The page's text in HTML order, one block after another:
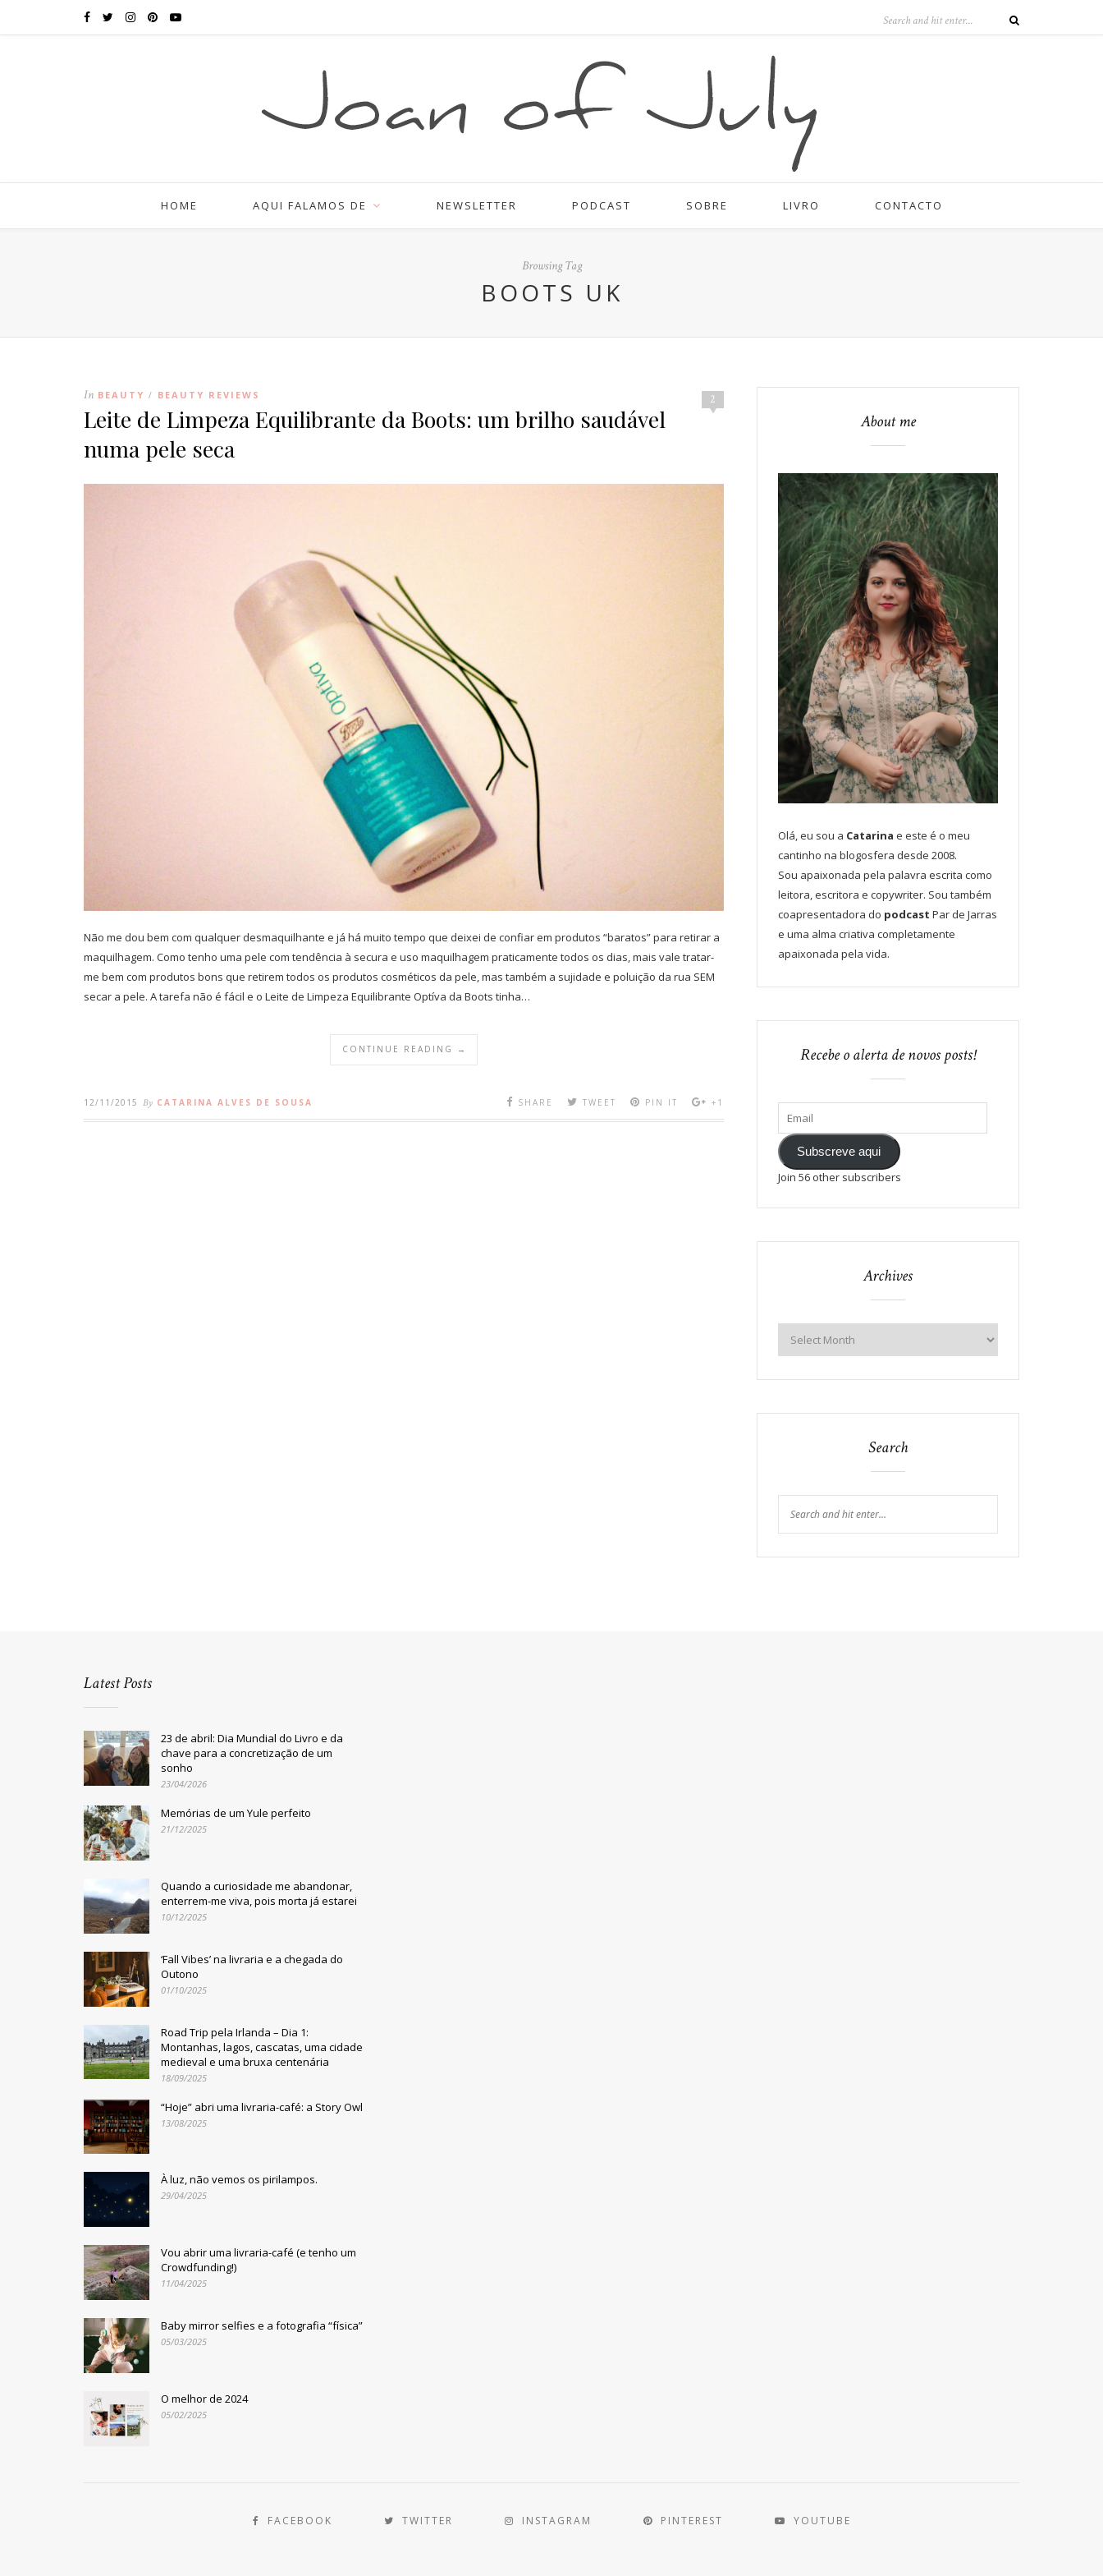
HOME AQUI FALAMOS DE NEWSLETTER PODCAST SOBRE LIVRO CONTACTO
Browsing Tag
BOOTS UK
2
In BEAUTY / BEAUTY REVIEWS
Leite de Limpeza Equilibrante da Boots: um brilho saudável
numa pele seca
Não me dou bem com qualquer desmaquilhante e já há muito tempo que deixei de confiar em produtos “baratos” para retirar a
maquilhagem. Como tenho uma pele com tendência à secura e uso maquilhagem praticamente todos os dias, mais vale tratar-
me bem com produtos bons que retirem todos os produtos cosméticos da pele, mas também a sujidade e poluição da rua SEM
secar a pele. A tarefa não é fácil e o Leite de Limpeza Equilibrante Optíva da Boots tinha…
CONTINUE READING →
12/11/2015 By CATARINA ALVES DE SOUSA SHARE TWEET PIN IT +1
About me
Olá, eu sou a Catarina e este é o meu
cantinho na blogosfera desde 2008.
Sou apaixonada pela palavra escrita como
leitora, escritora e copywriter. Sou também
coapresentadora do podcast Par de Jarras
e uma alma criativa completamente
apaixonada pela vida.
Recebe o alerta de novos posts!
Subscreve aqui
Join 56 other subscribers
Archives
Search
Latest Posts
23 de abril: Dia Mundial do Livro e da
chave para a concretização de um
sonho
23/04/2026
Memórias de um Yule perfeito
21/12/2025
Quando a curiosidade me abandonar,
enterrem-me viva, pois morta já estarei
10/12/2025
‘Fall Vibes’ na livraria e a chegada do
Outono
01/10/2025
Road Trip pela Irlanda – Dia 1:
Montanhas, lagos, cascatas, uma cidade
medieval e uma bruxa centenária
18/09/2025
“Hoje” abri uma livraria-café: a Story Owl
13/08/2025
À luz, não vemos os pirilampos.
29/04/2025
Vou abrir uma livraria-café (e tenho um
Crowdfunding!)
11/04/2025
Baby mirror selfies e a fotografia “física”
05/03/2025
O melhor de 2024
05/02/2025
FACEBOOK TWITTER INSTAGRAM PINTEREST YOUTUBE